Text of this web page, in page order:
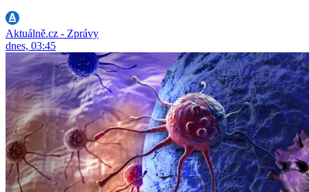
Aktuálně.cz - Zprávy
dnes, 03:45